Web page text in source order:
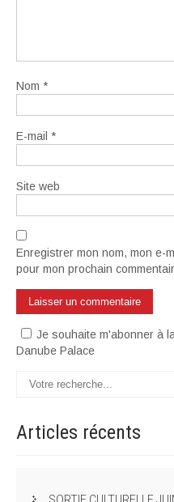
Nom *
E-mail *
Site web
Enregistrer mon nom, mon e-
pour mon prochain
Je souhaite m'abonner à
Danube Palace
Articles récents